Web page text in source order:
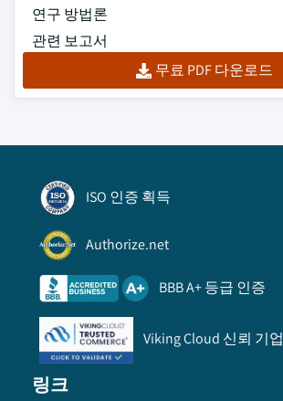
연구 방법론
관련 보고서
무료 PDF 다운로드
ISO 인증 획득
Authorize.net
BBB A+ 등급 인증
Viking Cloud 신뢰 기업
링크